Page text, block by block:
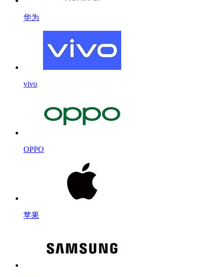
华为
vivo
OPPO
苹果